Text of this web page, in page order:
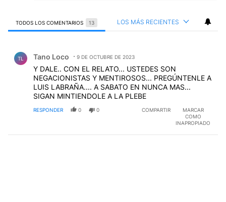
TODOS LOS COMENTARIOS 13 LOS MÁS RECIENTES
TL Tano Loco 9 DE OCTUBRE DE 2023
Y DALE.. CON EL RELATO... USTEDES SON
NEGACIONISTAS Y MENTIROSOS... PREGÚNTENLE A
LUIS LABRAÑA.... A SABATO EN NUNCA MAS...
SIGAN MINTIENDOLE A LA PLEBE
RESPONDER 0 0 COMPARTIR
MARCAR
COMO
INAPROPIADO